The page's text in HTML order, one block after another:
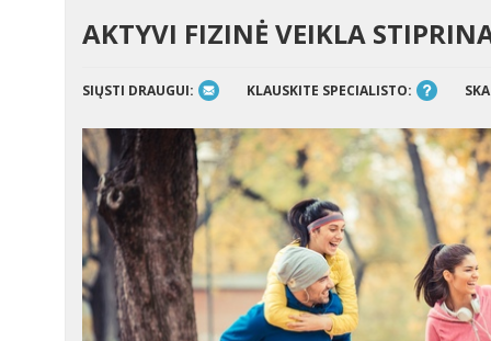
AKTYVI FIZINĖ VEIKLA
SIŲSTI DRAUGUI: KLAUSKITE SPECIALISTO: